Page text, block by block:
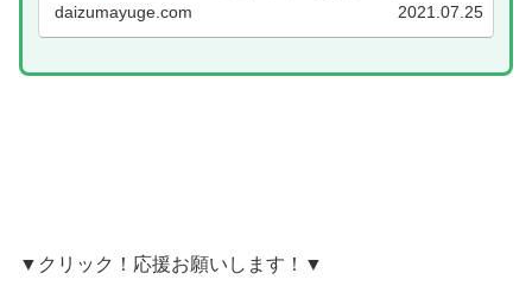
がいくつか出てきました。 独自ドメインの取り方
daizumayuge.com 2021.07.25
▼クリック！応援お願いします！▼